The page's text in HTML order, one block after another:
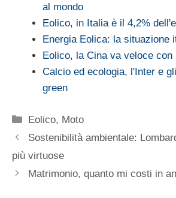
al mondo
Eolico, in Italia è il 4,2%
Energia Eolica: la situazione
Eolico, la Cina va veloce con
Calcio ed ecologia, l'Inter e
green
Categorie
Eolico, Moto
Sostenibilità ambientale:
più virtuose
Matrimonio, quanto mi costi in